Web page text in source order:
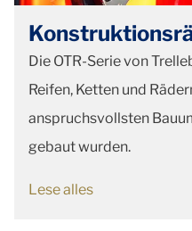
Die OTR-Serie von
Reifen, Ketten und
anspruchsvollsten
gebaut wurden.
Lese alles